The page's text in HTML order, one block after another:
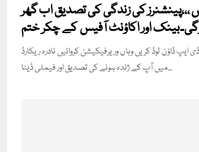
،،،پینشنرز کی زندگی کی تصدیق اب گھر
اور اکاؤنٹ آفیس کے چکر ختم
ایپ ڈاؤن لوڈ کریں وہاں وریرفیکیشن کروائیں نادرہ ریکارڈ
میں آپ کے ژندہ ہونے کی تصدیق اور فیملی ڈیٹا...